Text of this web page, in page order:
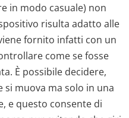
in modo casuale) non
risulta adatto alle
fornito infatti con un
come se fosse
È possibile decidere,
si muova ma solo in una
e questo consente di